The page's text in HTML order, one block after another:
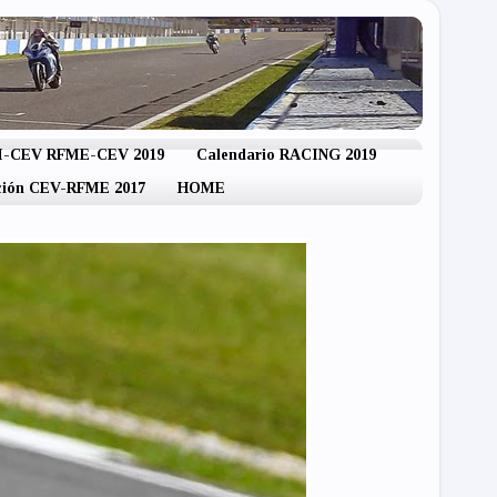
RFME-CEV 2019
Calendario RACING 2019
CEV-RFME 2017
HOME